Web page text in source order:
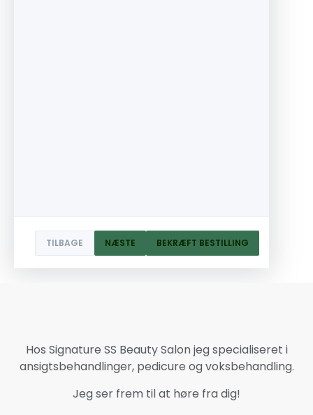
TILBAGE NÆSTE BEKRÆFT BESTILLING
Hos Signature SS Beauty Salon jeg specialiseret i
ansigtsbehandlinger, pedicure og voksbehandling.
Jeg ser frem til at høre fra dig!